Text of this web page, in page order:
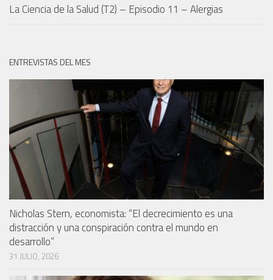
La Ciencia de la Salud (T2) – Episodio 11 – Alergias
ENTREVISTAS DEL MES
Nicholas Stern, economista: “El decrecimiento es una
distracción y una conspiración contra el mundo en
desarrollo”
31 JULIO, 2026